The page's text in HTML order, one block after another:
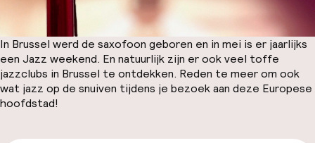
In Brussel werd de saxofoon geboren en in mei is er jaarlijks
een Jazz weekend. En natuurlijk zijn er ook veel toffe
jazzclubs in Brussel te ontdekken. Reden te meer om ook
wat jazz op de snuiven tijdens je bezoek aan deze Europese
hoofdstad!